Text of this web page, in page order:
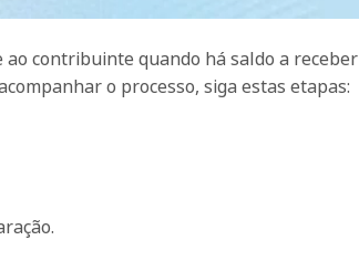
ao contribuinte quando há saldo a receber
o processo, siga estas etapas: